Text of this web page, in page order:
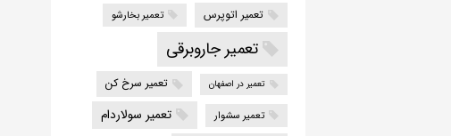
تعمیر اتوپرس تعمیر بخارشو
تعمیر جاروبرقی
تعمیر در اصفهان تعمیر سرخ کن
تعمیر سشوار تعمیر سولاردام